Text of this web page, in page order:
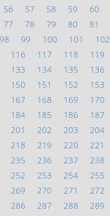
56 57 58 59 60
77 78 79 80 81
98 99 100 101 102
116 117 118 119
133 134 135 136
150 151 152 153
167 168 169 170
184 185 186 187
201 202 203 204
218 219 220 221
235 236 237 238
252 253 254 255
269 270 271 272
286 287 288 289